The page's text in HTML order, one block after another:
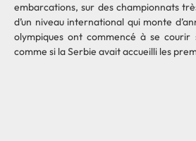
embarcations, sur des championnats
d’un niveau international qui monte
olympiques ont commencé à se
comme si la Serbie avait accueilli les